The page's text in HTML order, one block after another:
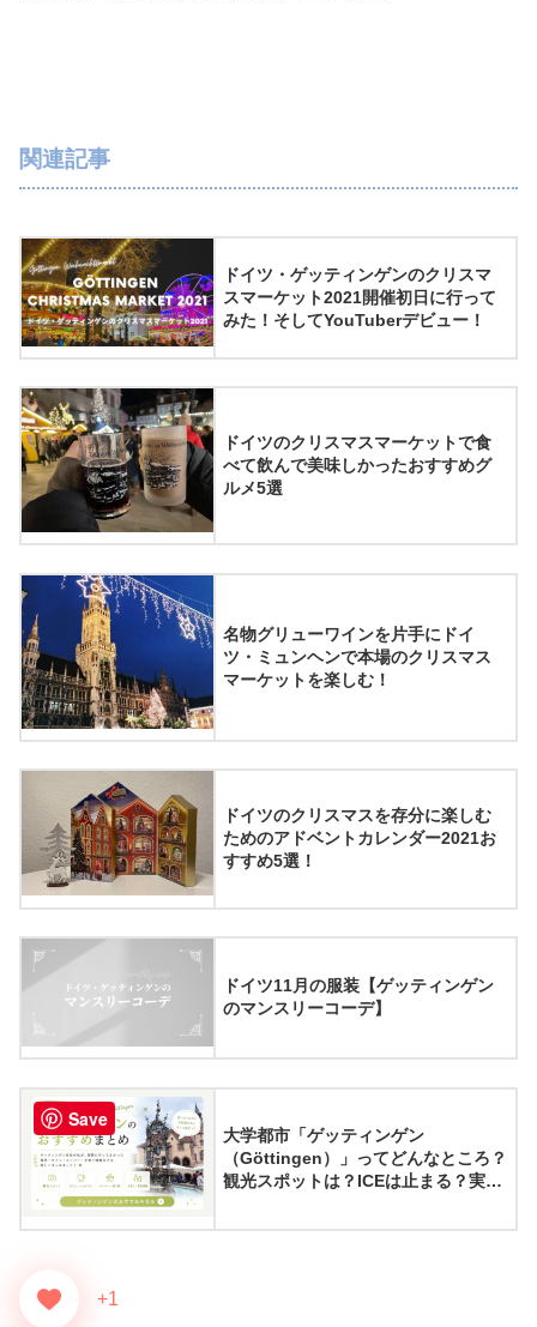
関連記事
ドイツ・ゲッティンゲンのクリスマ
スマーケット2021開催初日に行って
みた！そしてYouTuberデビュー！
ドイツのクリスマスマーケットで食
べて飲んで美味しかったおすすめグ
ルメ5選
名物グリューワインを片手にドイ
ツ・ミュンヘンで本場のクリスマス
マーケットを楽しむ！
ドイツのクリスマスを存分に楽しむ
ためのアドベントカレンダー2021お
すすめ5選！
ドイツ11月の服装【ゲッティンゲン
のマンスリーコーデ】
大学都市「ゲッティンゲン
（Göttingen）」ってどんなところ？
観光スポットは？ICEは止まる？実際
ンの魅力8選
+1
Save